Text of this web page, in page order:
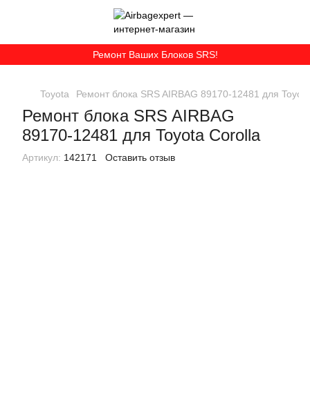
Ремонт Ваших Блоков SRS!
Toyota Ремонт блока SRS AIRBAG 89170-12481 для
Ремонт блока SRS AIRBAG
89170-12481 для Toyota Corolla
Артикул: 142171 Оставить отзыв